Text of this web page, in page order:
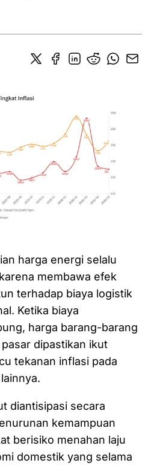
harga energi selalu
membawa efek
terhadap biaya logistik
Ketika biaya
harga barang-barang
dipastikan ikut
tekanan inflasi pada
diantisipasi secara
kemampuan
berisiko menahan laju
domestik yang selama